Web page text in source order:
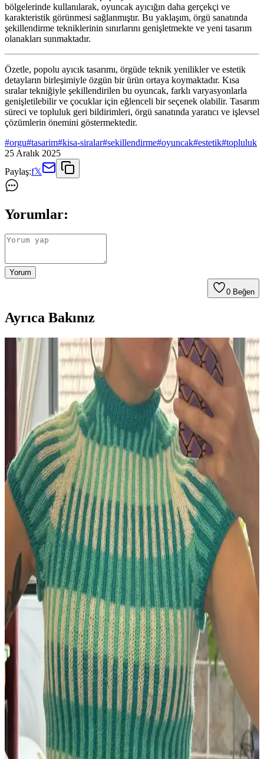
bölgelerinde kullanılarak, oyuncak ayıcığın daha gerçekçi ve
karakteristik görünmesi sağlanmıştır. Bu yaklaşım, örgü sanatında
şekillendirme tekniklerinin sınırlarını genişletmekte ve yeni tasarım
olanakları sunmaktadır.
Özetle, popolu ayıcık tasarımı, örgüde teknik yenilikler ve estetik
detayların birleşimiyle özgün bir ürün ortaya koymaktadır. Kısa
sıralar tekniğiyle şekillendirilen bu oyuncak, farklı varyasyonlarla
genişletilebilir ve çocuklar için eğlenceli bir seçenek olabilir. Tasarım
süreci ve topluluk geri bildirimleri, örgü sanatında yaratıcı ve işlevsel
çözümlerin önemini göstermektedir.
#orgu#tasarim#kisa-siralar#sekillendirme#oyuncak#estetik#topluluk
25 Aralık 2025
Paylaş:f𝕏
Yorumlar:
Yorum
0 Beğen
Ayrıca Bakınız
Berry Baby Hat: Yeni Doğan Bebekler İçin Orta
Seviye Örgü Şapka Modeli ve Teknik Detayları
Berry Baby Hat, yeni doğan bebekler için Michele Sabatier
tarafından tasarlanmış, orta seviye zorlukta, rahat ve estetik bir örgü
şapka modelidir. Kenar kıvrımı bebeğin konforunu artırır.
HipKnitShop Lemon Cardigan Boyutlandırma
Yöntemleri ve Alternatif Tasarım Önerileri
HipKnitShop Lemon Cardigan modeli, farklı şiş kalınlıklarıyla
beden uyarlaması yapıyor. Bu yöntem kumaş tutarlılığını ve yapısal
bütünlüğü etkileyebilir. Alternatif desen ve model önerileri
sunuluyor.
Örgüyle Evliliğin Derin Bağları: İpliklerin Günlük
Hayattaki Rolü ve Anlamı
Örgüyle evli çiftlerin hayatında iplikler, sadece hobi değil; evde izler
bırakan, sessiz iletişim sağlayan ve kültürel anlamlar taşıyan önemli
bağlardır. Bu yazı, örgü ipliklerinin evlilikteki rolünü inceliyor.
Bernat Softee Baby Cotton ile Leaf and Lace Set
Deseniyle Küçük Kazak ve Battaniye Örgüsü
Bernat Softee baby cotton ipliğiyle örülen Leaf and Lace Set deseni,
boyundan başlayarak minimal dikişle küçük kazak ve battaniye
yapımını kolaylaştırıyor. İplik artıkları da değerlendirilerek
sürdürülebilir bir örgü sunuyor.
Uzun Süreli Aradan Sonra Örgüye Dönüş ve İlk
Proje Deneyimi Üzerine Bilgiler
Beş yıl ara verdikten sonra örgüye dönen kullanıcının ilk projesi ve
deneyimleri, örgü teknikleri, model seçimi ve gelişim önerileri
üzerine kapsamlı bilgiler sunuyor.